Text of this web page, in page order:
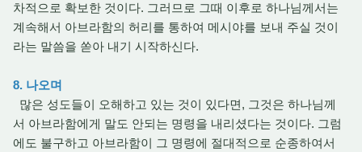
차적으로 확보한 것이다. 그러므로 그때 이후로 하나님께서는
계속해서 아브라함의 허리를 통하여 메시야를 보내 주실 것이
라는 말씀을 쏟아 내기 시작하신다.
8. 나오며
많은 성도들이 오해하고 있는 것이 있다면, 그것은 하나님께
서 아브라함에게 말도 안되는 명령을 내리셨다는 것이다. 그럼
에도 불구하고 아브라함이 그 명령에 절대적으로 순종하여서